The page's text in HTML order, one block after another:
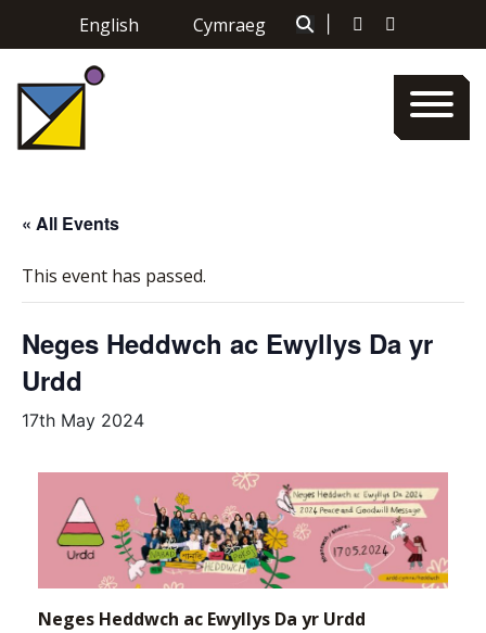
English Cymraeg
« All Events
This event has passed.
Neges Heddwch ac Ewyllys Da yr
Urdd
17th May 2024
Neges Heddwch ac Ewyllys Da yr Urdd